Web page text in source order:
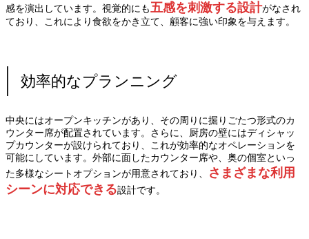
感を演出しています。視覚的にも五感を刺激する設計がなされ
ており、これにより食欲をかき立て、顧客に強い印象を与えます。
効率的なプランニング
中央にはオープンキッチンがあり、その周りに掘りごたつ形式のカ
ウンター席が配置されています。さらに、厨房の壁にはディシャッ
プカウンターが設けられており、これが効率的なオペレーションを
可能にしています。外部に面したカウンター席や、奥の個室といっ
た多様なシートオプションが用意されており、
さまざまな利用
シーンに対応できる設計です。